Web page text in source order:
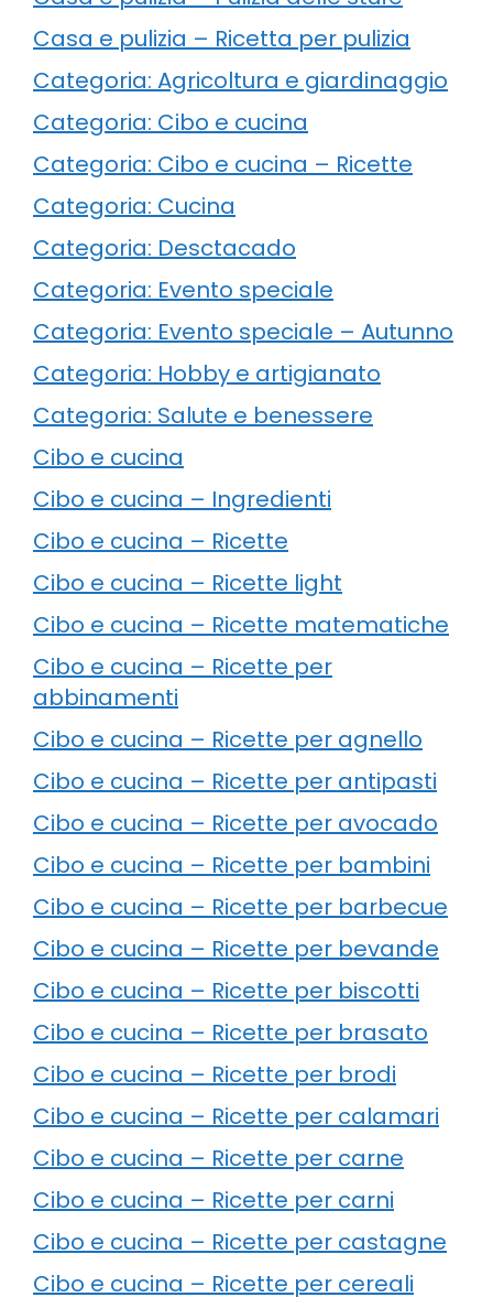
Casa e pulizia – Ricetta per pulizia
Categoria: Agricoltura e giardinaggio
Categoria: Cibo e cucina
Categoria: Cibo e cucina – Ricette
Categoria: Cucina
Categoria: Desctacado
Categoria: Evento speciale
Categoria: Evento speciale – Autunno
Categoria: Hobby e artigianato
Categoria: Salute e benessere
Cibo e cucina
Cibo e cucina – Ingredienti
Cibo e cucina – Ricette
Cibo e cucina – Ricette light
Cibo e cucina – Ricette matematiche
Cibo e cucina – Ricette per
abbinamenti
Cibo e cucina – Ricette per agnello
Cibo e cucina – Ricette per antipasti
Cibo e cucina – Ricette per avocado
Cibo e cucina – Ricette per bambini
Cibo e cucina – Ricette per barbecue
Cibo e cucina – Ricette per bevande
Cibo e cucina – Ricette per biscotti
Cibo e cucina – Ricette per brasato
Cibo e cucina – Ricette per brodi
Cibo e cucina – Ricette per calamari
Cibo e cucina – Ricette per carne
Cibo e cucina – Ricette per carni
Cibo e cucina – Ricette per castagne
Cibo e cucina – Ricette per cereali